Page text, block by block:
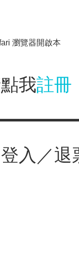
瀏覽器開啟本
我註冊
入／退